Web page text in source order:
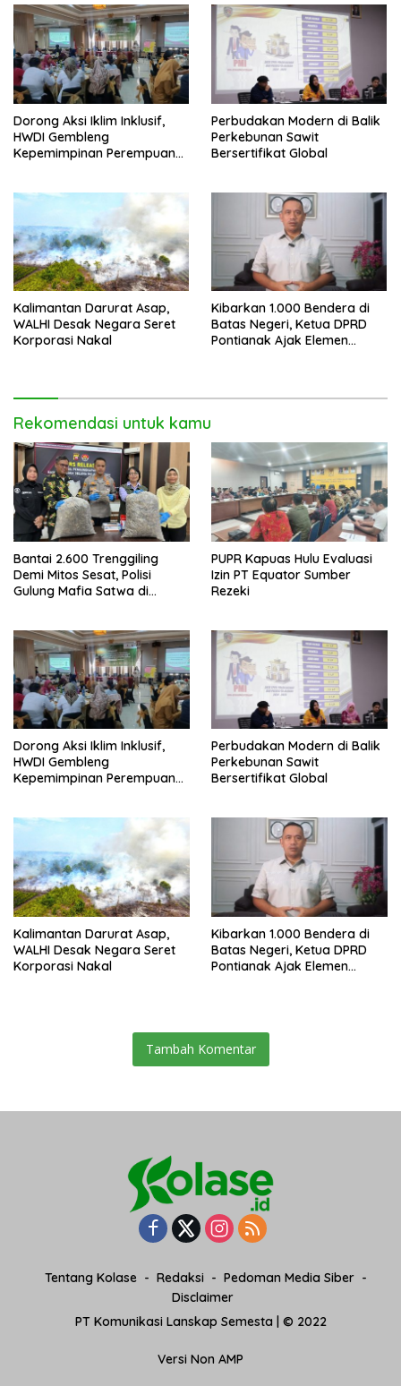
Dorong Aksi Iklim Inklusif,
HWDI Gembleng
Kepemimpinan Perempuan
Perbudakan Modern di Balik
Perkebunan Sawit
Bersertifikat Global
Kalimantan Darurat Asap,
WALHI Desak Negara Seret
Korporasi Nakal
Kibarkan 1.000 Bendera di
Batas Negeri, Ketua DPRD
Pontianak Ajak Elemen
Rekomendasi untuk kamu
Bantai 2.600 Trenggiling
Demi Mitos Sesat, Polisi
Gulung Mafia Satwa di
PUPR Kapuas Hulu Evaluasi
Izin PT Equator Sumber
Rezeki
Dorong Aksi Iklim Inklusif,
HWDI Gembleng
Kepemimpinan Perempuan
Perbudakan Modern di Balik
Perkebunan Sawit
Bersertifikat Global
Kalimantan Darurat Asap,
WALHI Desak Negara Seret
Korporasi Nakal
Kibarkan 1.000 Bendera di
Batas Negeri, Ketua DPRD
Pontianak Ajak Elemen
Tambah Komentar
Tentang Kolase Redaksi
Pedoman Media Siber
Disclaimer
PT Komunikasi Lanskap Semesta | © 2022
Versi Non AMP